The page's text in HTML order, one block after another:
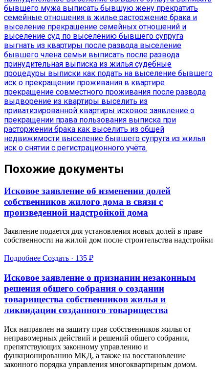
бывшего мужа выписать бывшую жену прекратить
семейные отношения в жилье расторжение брака и
выселение прекращение семейных отношений и
выселение суд по выселению бывшего супруга
выгнать из квартиры после развода выселение
бывшего члена семьи выписать после развода
принудительная выписка из жилья судебные
процедуры выписки как подать на выселение бывшего
иск о прекращении проживания в квартире
прекращение совместного проживания после развода
выдворение из квартиры выселить из
приватизированной квартиры исковое заявление о
прекращении права пользования выписка при
расторжении брака как выселить из общей
недвижимости выселение бывшего супруга из жилья
иск о снятии с регистрационного учёта.
Похожие документы
Исковое заявление об изменении долей
собственников жилого дома в связи с
произведенной надстройкой дома
Заявление подается для установления новых долей в праве
собственности на жилой дом после строительства надстройки
Подробнее Создать · 135 ₽
Исковое заявление о признании незаконным
решения общего собрания о создании
товарищества собственников жилья и
ликвидации созданного товарищества
Иск направлен на защиту прав собственников жилья от
неправомерных действий и решений общего собрания,
препятствующих законному управлению и
функционированию МКД, а также на восстановление
законного порядка управления многоквартирным домом.